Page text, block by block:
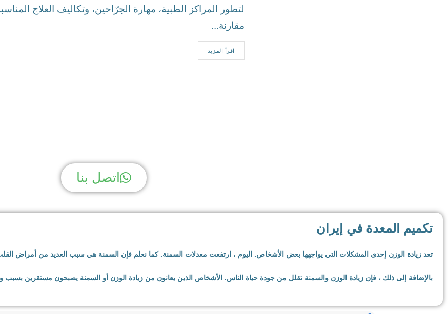
لتطور المراكز الطبية، مهارة الجرّاحين، وتكاليف العلاج
مقارنة...
اقرأ المزيد
اتصل بنا
تكميم المعدة في إيران
تعد زيادة الوزن إحدى المشكلات التي يواجهها بعض الأشخاص. اليوم ، ارتفعت معدلات السمنة. كما نعلم فإن السمنة هي سبب العديد من أمراض
بالإضافة إلى ذلك ، فإن زيادة الوزن والسمنة تقلل من جودة حياة الناس. الأشخاص الذين يعانون من زيادة الوزن أو السمنة يصبحون مستقرين بسبب